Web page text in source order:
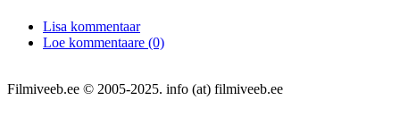
Lisa kommentaar
Loe kommentaare (0)
Filmiveeb.ee © 2005-2025. info (at) filmiveeb.ee